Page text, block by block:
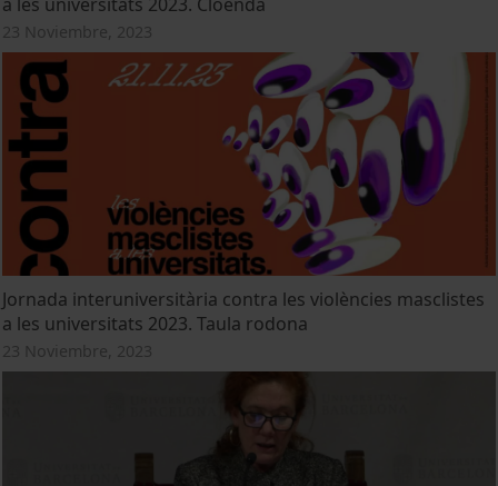
23 Noviembre, 2023
Jornada interuniversitària contra les violències masclistes
a les universitats 2023. Taula rodona
23 Noviembre, 2023